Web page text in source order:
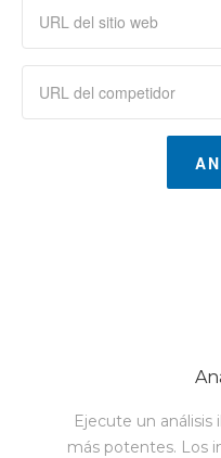
Ejecute un
más potentes. Los